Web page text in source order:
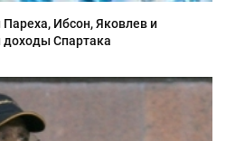
Ибсон, Яковлев и
доходы Спартака